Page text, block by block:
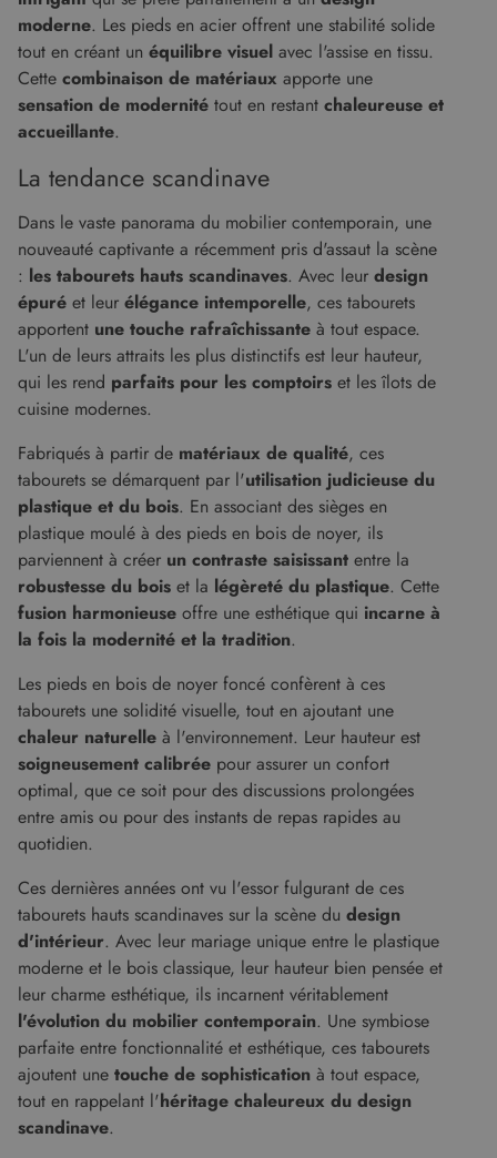
moderne. Les pieds en acier offrent une stabilité solide
tout en créant un équilibre visuel avec l'assise en tissu.
Cette combinaison de matériaux apporte une
sensation de modernité tout en restant chaleureuse et
accueillante.
La tendance scandinave
Dans le vaste panorama du mobilier contemporain, une
nouveauté captivante a récemment pris d'assaut la scène
: les tabourets hauts scandinaves. Avec leur design
épuré et leur élégance intemporelle, ces tabourets
apportent une touche rafraîchissante à tout espace.
L'un de leurs attraits les plus distinctifs est leur hauteur,
qui les rend parfaits pour les comptoirs et les îlots de
cuisine modernes.
Fabriqués à partir de matériaux de qualité, ces
tabourets se démarquent par l'utilisation judicieuse du
plastique et du bois. En associant des sièges en
plastique moulé à des pieds en bois de noyer, ils
parviennent à créer un contraste saisissant entre la
robustesse du bois et la légèreté du plastique. Cette
fusion harmonieuse offre une esthétique qui incarne à
la fois la modernité et la tradition.
Les pieds en bois de noyer foncé confèrent à ces
tabourets une solidité visuelle, tout en ajoutant une
chaleur naturelle à l'environnement. Leur hauteur est
soigneusement calibrée pour assurer un confort
optimal, que ce soit pour des discussions prolongées
entre amis ou pour des instants de repas rapides au
quotidien.
Ces dernières années ont vu l'essor fulgurant de ces
tabourets hauts scandinaves sur la scène du design
d'intérieur. Avec leur mariage unique entre le plastique
moderne et le bois classique, leur hauteur bien pensée et
leur charme esthétique, ils incarnent véritablement
l'évolution du mobilier contemporain. Une symbiose
parfaite entre fonctionnalité et esthétique, ces tabourets
ajoutent une touche de sophistication à tout espace,
tout en rappelant l'héritage chaleureux du design
scandinave.